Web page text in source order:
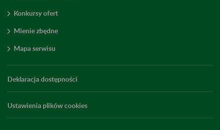
Konkursy ofert
Mienie zbędne
Mapa serwisu
Deklaracja dostępności
Ustawienia plików cookies